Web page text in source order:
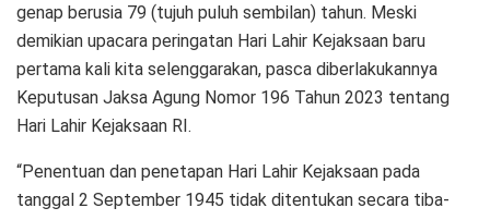
genap berusia 79 (tujuh puluh sembilan) tahun. Meski
demikian upacara peringatan Hari Lahir Kejaksaan baru
pertama kali kita selenggarakan, pasca diberlakukannya
Keputusan Jaksa Agung Nomor 196 Tahun 2023 tentang
Hari Lahir Kejaksaan RI.
“Penentuan dan penetapan Hari Lahir Kejaksaan pada
tanggal 2 September 1945 tidak ditentukan secara tiba-